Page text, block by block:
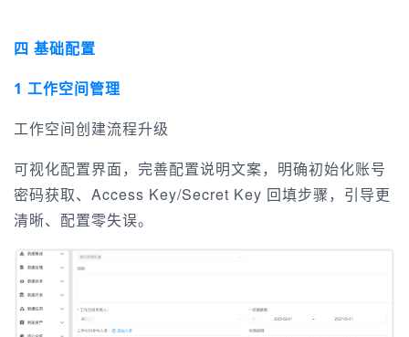
四 基础配置
1 工作空间管理
工作空间创建流程升级
可视化配置界面，完善配置说明文案，明确初始化账号
密码获取、Access Key/Secret Key 回填步骤，引导更
清晰、配置零失误。